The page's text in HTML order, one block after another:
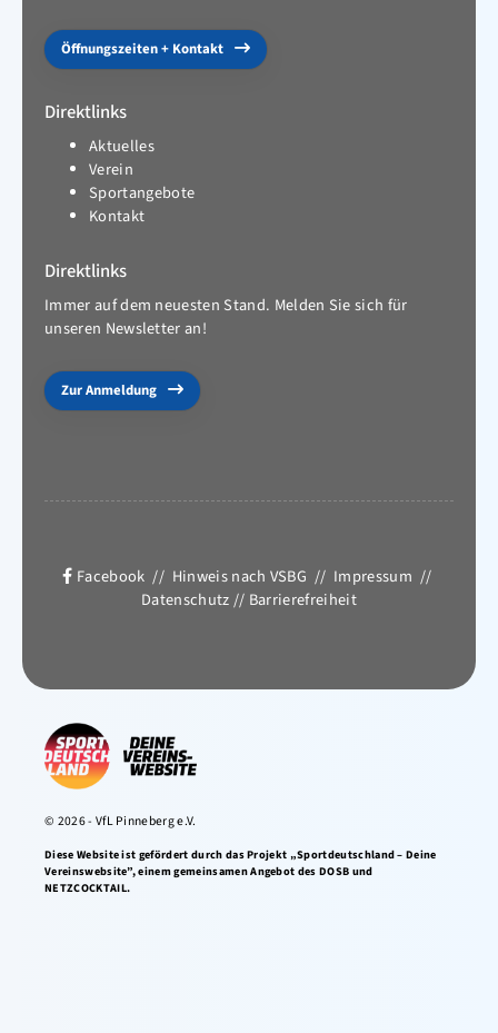
Öffnungszeiten + Kontakt
Direktlinks
Aktuelles
Verein
Sportangebote
Kontakt
Direktlinks
Immer auf dem neuesten Stand. Melden Sie sich für
unseren Newsletter an!
Zur Anmeldung
Facebook // Hinweis nach VSBG // Impressum //
Datenschutz// Barrierefreiheit
© 2026 - VfL Pinneberg e.V.
Diese Website ist gefördert durch das Projekt „Sportdeutschland – Deine
Vereinswebsite”, einem gemeinsamen Angebot des DOSB und
NETZCOCKTAIL.